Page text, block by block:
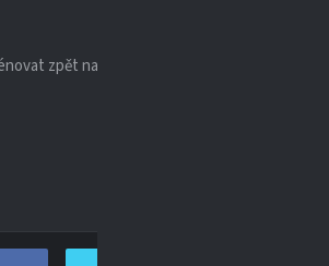
zpět na trávě a předvedeme o víkendu